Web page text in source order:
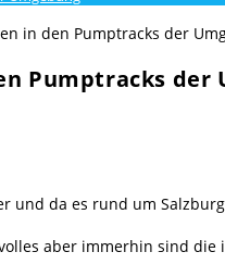
Pumptracks der
und da es rund um
aber immerhin sind